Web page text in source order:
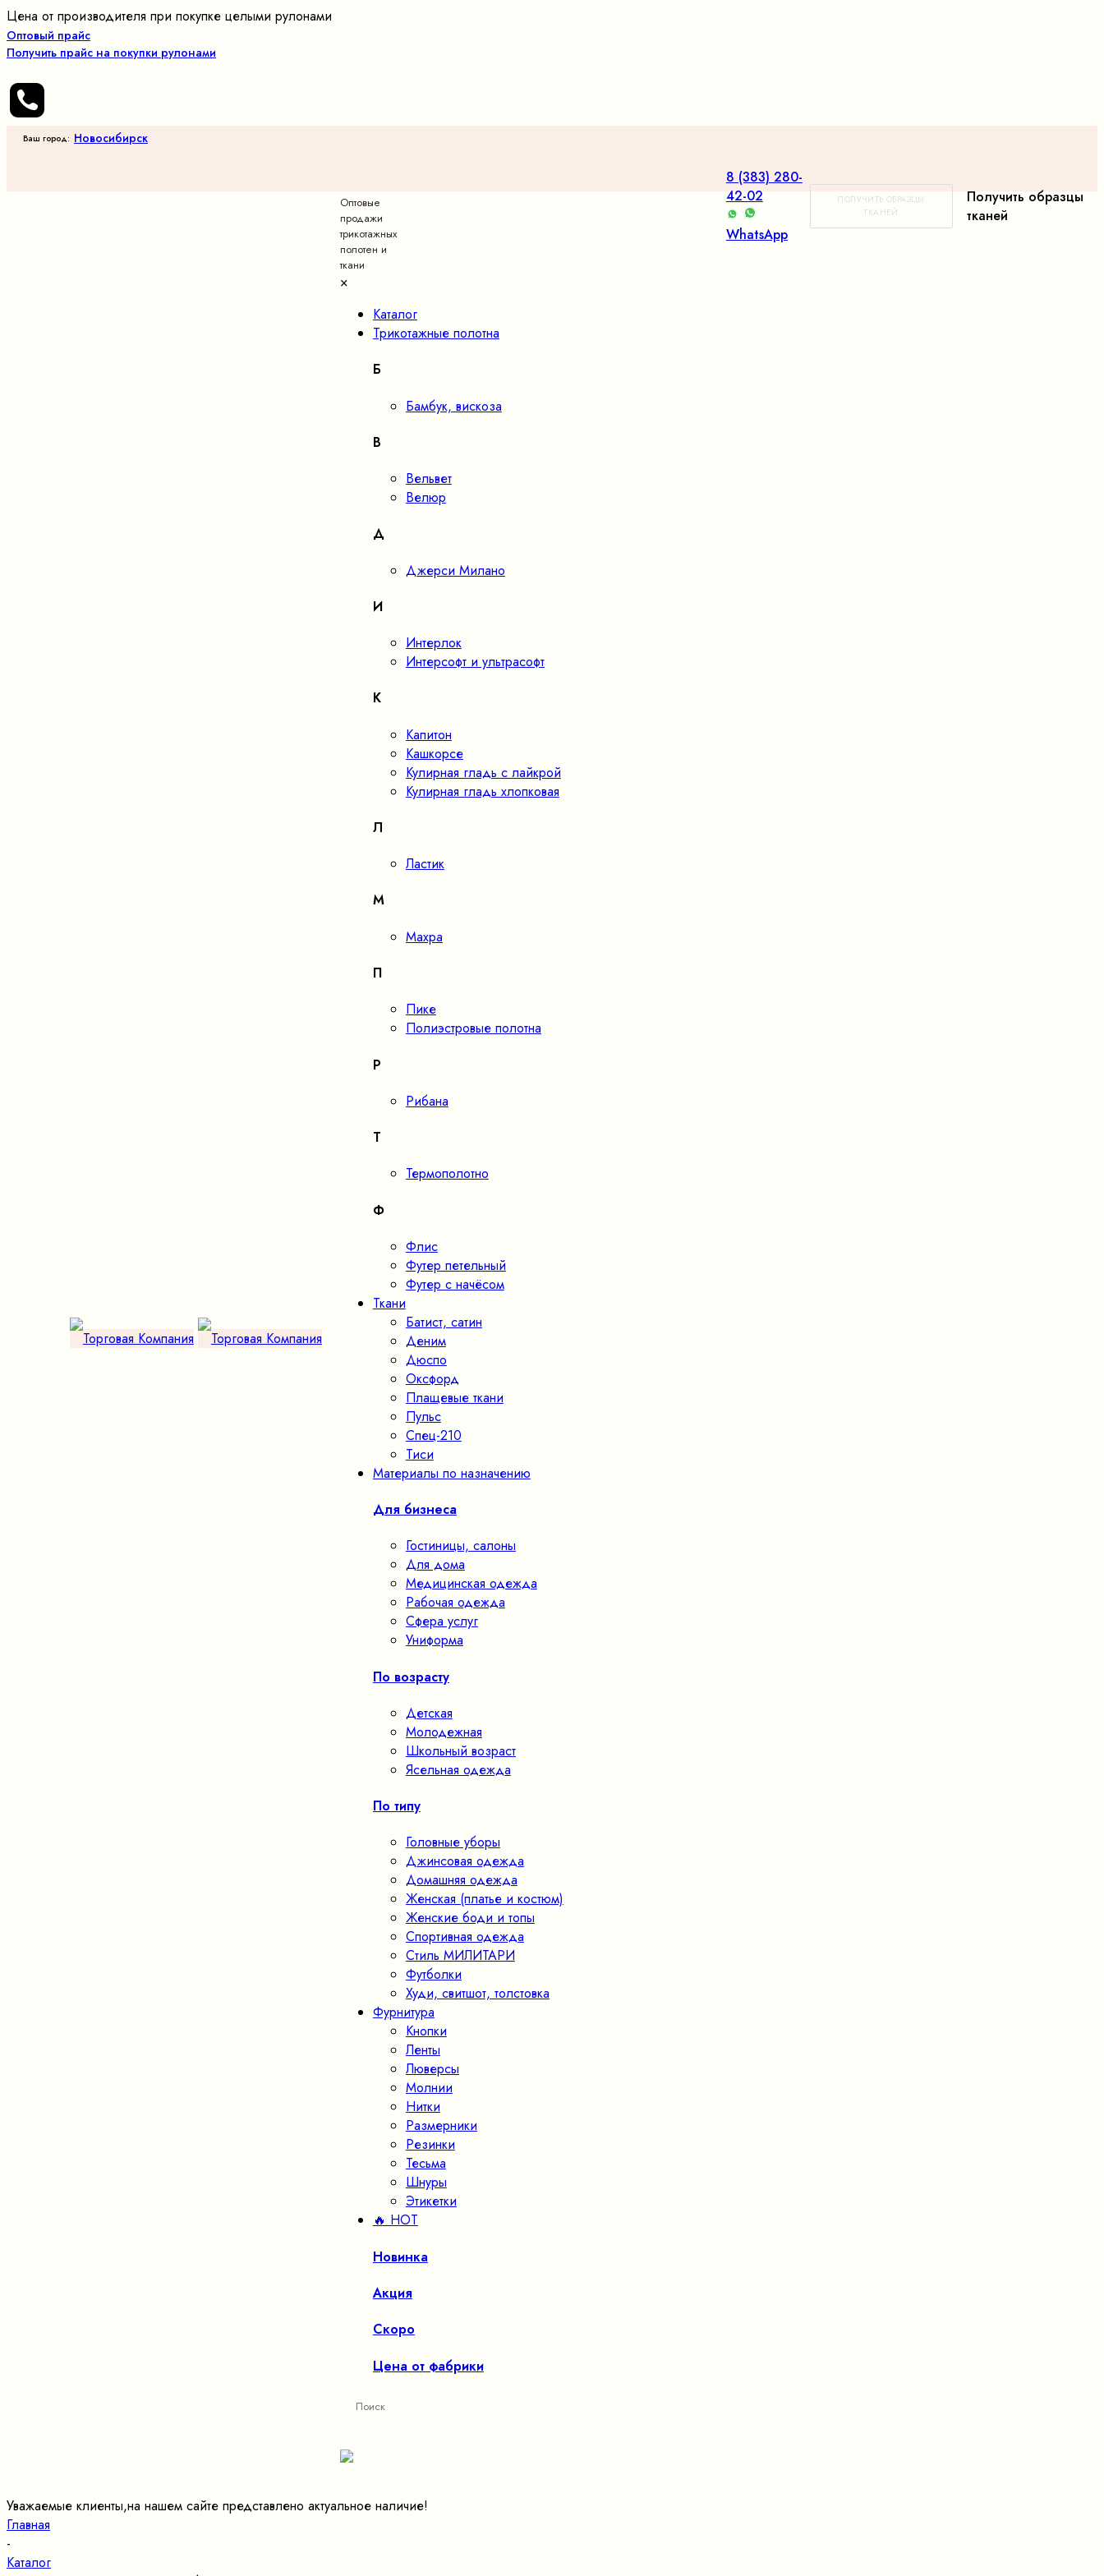
Цена от производителя при покупке целыми рулонами
Оптовый прайс
Получить прайс на покупки рулонами
Ваш город: Новосибирск
8 (383) 280-
42-02
WhatsApp
ПОЛУЧИТЬ ОБРАЗЦЫ
ТКАНЕЙ
Получить образцы
тканей
Оптовые
продажи
трикотажных
полотен и
ткани
×
Каталог
Трикотажные полотна
Б
Бамбук, вискоза
В
Вельвет
Велюр
Д
Джерси Милано
И
Интерлок
Интерсофт и ультрасофт
К
Капитон
Кашкорсе
Кулирная гладь с лайкрой
Кулирная гладь хлопковая
Л
Ластик
М
Махра
П
Пике
Полиэстровые полотна
Р
Рибана
Т
Термополотно
Ф
Флис
Футер петельный
Футер с начёсом
Ткани
Батист, сатин
Деним
Дюспо
Оксфорд
Плащевые ткани
Пульс
Спец-210
Тиси
Материалы по назначению
Для бизнеса
Гостиницы, салоны
Для дома
Медицинская одежда
Рабочая одежда
Сфера услуг
Униформа
По возрасту
Детская
Молодежная
Школьный возраст
Ясельная одежда
По типу
Головные уборы
Джинсовая одежда
Домашняя одежда
Женская (платье и костюм)
Женские боди и топы
Спортивная одежда
Стиль МИЛИТАРИ
Футболки
Худи, свитшот, толстовка
Фурнитура
Кнопки
Ленты
Люверсы
Молнии
Нитки
Размерники
Резинки
Тесьма
Шнуры
Этикетки
🔥 HOT
Новинка
Акция
Скоро
Цена от фабрики
Уважаемые клиенты,на нашем сайте представлено актуальное наличие!
Главная
-
Каталог